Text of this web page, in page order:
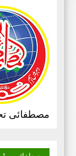
مصطفائی
آج
اور
نتائج
انکار
علی
آباد
قاسم